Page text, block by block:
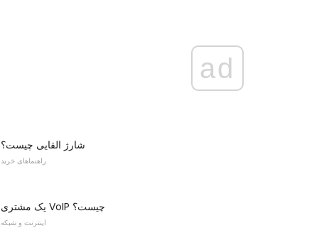
ad
شارژ القایی چیست؟
راهنماهای خرید
یک مشتری VoIP چیست؟
اینترنت و شبکه